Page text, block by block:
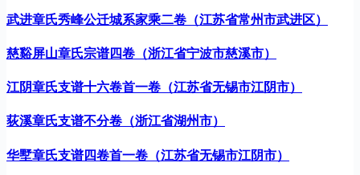
武进章氏秀峰公迁城系家乘二卷（江苏省常州市武进区）
慈谿屏山章氏宗谱四卷（浙江省宁波市慈溪市）
江阴章氏支谱十六卷首一卷（江苏省无锡市江阴市）
荻溪章氏支谱不分卷（浙江省湖州市）
华墅章氏支谱四卷首一卷（江苏省无锡市江阴市）